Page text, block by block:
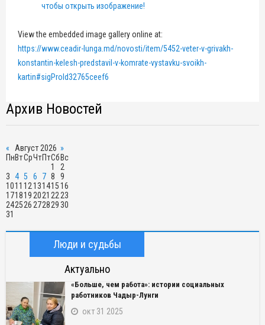
чтобы открыть изображение!
View the embedded image gallery online at:
https://www.ceadir-lunga.md/novosti/item/5452-veter-v-grivakh-
konstantin-kelesh-predstavil-v-komrate-vystavku-svoikh-
kartin#sigProId32765ceef6
Архив Новостей
« Август 2026 »
ПнВтСрЧтПтСб Вс
1
2
3 4 5 6 7 8
9
1011 1213141516
171819 2021 22 23
242526 27282930
31
Люди и судьбы
Актуально
«Больше, чем работа»: истории социальных
работников Чадыр-Лунги
окт 31 2025